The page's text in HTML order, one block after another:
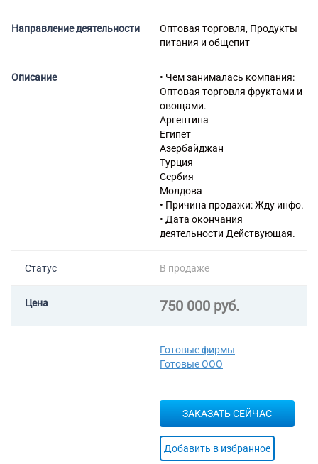
оборудованием
46.73 Торговля оптовая
строительными материалами
и санитарно-техническим
оборудованием
77.11 Аренда и лизинг
легковых автомобилей и
легких автотранспортных
средств
77.12 Аренда и лизинг
грузовых транспортных
средств
Направление деятельности
Оптовая торговля, Продукты
питания и общепит
Описание
• Чем занималась компания:
Оптовая торговля фруктами и
овощами.
Аргентина
Египет
Азербайджан
Турция
Сербия
Молдова
• Причина продажи: Жду инфо.
• Дата окончания
деятельности Действующая.
Статус В продаже
Цена 750 000 руб.
Готовые фирмы
Готовые ООО
ЗАКАЗАТЬ СЕЙЧАС
Добавить в избранное